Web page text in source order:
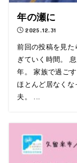
年の瀬に
2025.12.31
前回の投稿を見た
ぎていく時間。
年。 家族で過ご
ほとんど居なくな
夫。 ...